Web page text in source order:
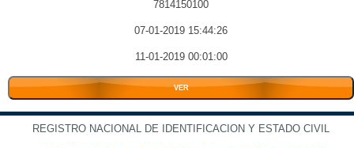
7814150100
07-01-2019 15:44:26
11-01-2019 00:01:00
VER
REGISTRO NACIONAL DE IDENTIFICACION Y ESTADO CIVIL